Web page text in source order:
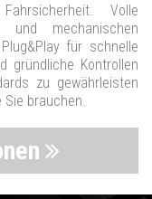
Volle
und mechanischen
für schnelle
gründliche Kontrollen
zu gewährleisten
brauchen.